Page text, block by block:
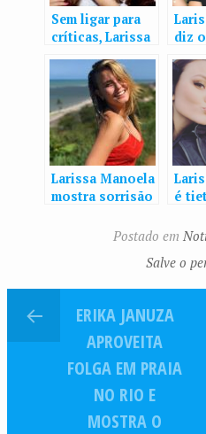
Sem ligar para
críticas, Larissa
para Paris
vestida de
unicórnio
diz
ter
“Ser
Larissa Manoela
mostra sorrisão
é
Postado em
Salve o
ERIKA JANUZA
APROVEITA
FOLGA EM PRAIA
NO RIO E
MOSTRA O